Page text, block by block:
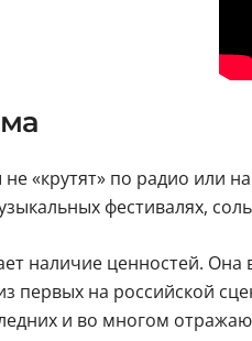
«крутят» по радио или
фестивалях,
наличие ценностей. Она
первых на российской
и во многом